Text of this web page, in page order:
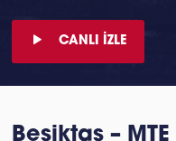
CANLI İZLE
Beşiktaş –